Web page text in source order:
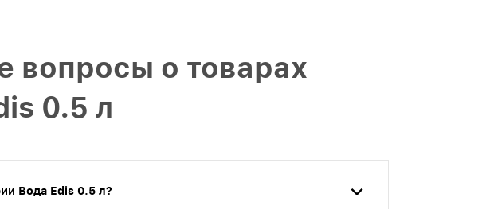
вопросы о товарах
0.5 л
Вода Edis 0.5 л?